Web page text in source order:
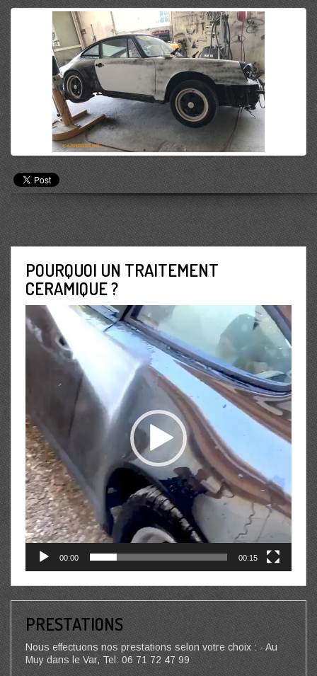
POURQUOI UN TRAITEMENT
CERAMIQUE ?
Lecteur
vidéo
00:00 00:15
PRESTATIONS
Nous effectuons nos prestations selon votre choix : - Au
Muy dans le Var, Tel: 06 71 72 47 99